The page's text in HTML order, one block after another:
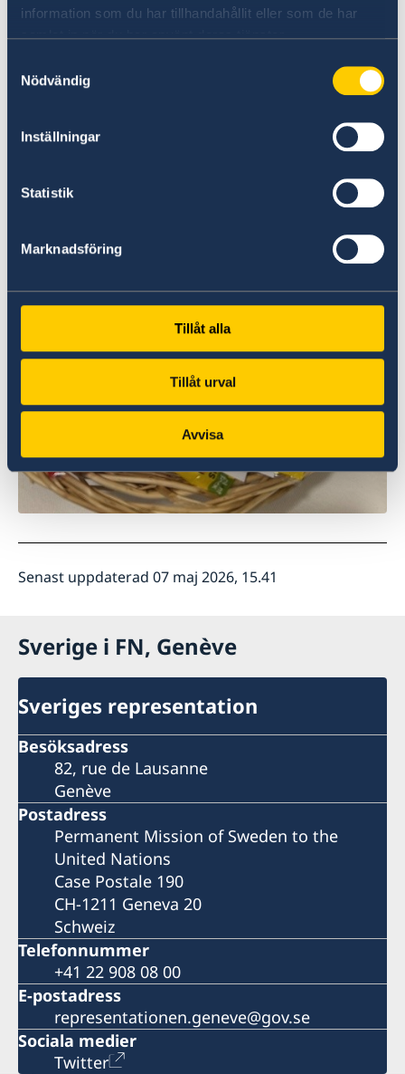
information som du har tillhandahållit eller som de har
samlat in när du har använt deras tjänster.
Nödvändig
Inställningar
Statistik
Marknadsföring
Tillåt alla
Tillåt urval
Avvisa
Senast uppdaterad 07 maj 2026, 15.41
Sverige i FN, Genève
Sveriges representation
Besöksadress
82, rue de Lausanne
Genève
Postadress
Permanent Mission of Sweden to the
United Nations
Case Postale 190
CH-1211 Geneva 20
Schweiz
Telefonnummer
+41 22 908 08 00
E-postadress
representationen.geneve@gov.se
Sociala medier
Twitter